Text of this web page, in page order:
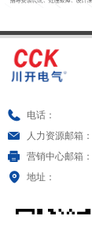
数据中心
ꄵ 电力电子
ꄵ 生物医药
ꄵ 公共建筑
电话：
人力资源邮箱：
营销中心邮箱：
地址：